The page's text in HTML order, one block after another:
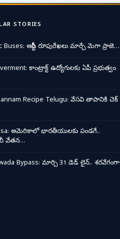
STORIES
Buses: ఆర్టీసీ రూపురేఖలు మార్చే మెగా ప్రాజె…
కాంట్రాక్ట్ ఉద్యోగులకు ఏపీ ప్రభుత్వం
Recipe Telugu: వేసవి తాపానికి చెక్
అమెరికాలో భారతీయులకు పండగే..
వేతన…
Bypass: మార్చి 31 డెడ్ లైన్.. శరవేగంగా